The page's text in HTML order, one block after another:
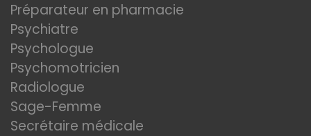
Préparateur en pharmacie
Psychiatre
Psychologue
Psychomotricien
Radiologue
Sage-Femme
Secrétaire médicale